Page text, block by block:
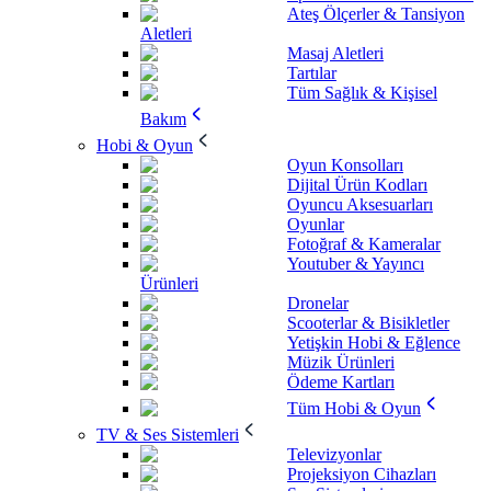
Ateş Ölçerler & Tansiyon
Aletleri
Masaj Aletleri
Tartılar
Tüm Sağlık & Kişisel
Bakım
Hobi & Oyun
Oyun Konsolları
Dijital Ürün Kodları
Oyuncu Aksesuarları
Oyunlar
Fotoğraf & Kameralar
Youtuber & Yayıncı
Ürünleri
Dronelar
Scooterlar & Bisikletler
Yetişkin Hobi & Eğlence
Müzik Ürünleri
Ödeme Kartları
Tüm Hobi & Oyun
TV & Ses Sistemleri
Televizyonlar
Projeksiyon Cihazları